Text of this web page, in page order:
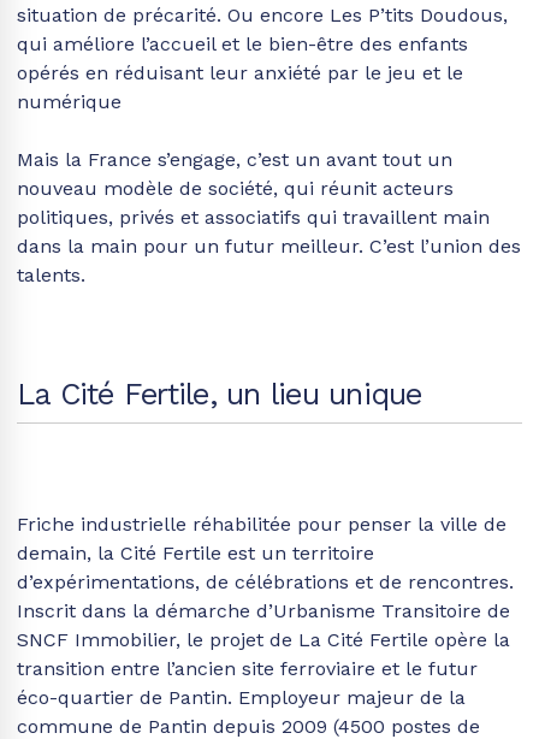
situation de précarité. Ou encore Les P’tits Doudous,
qui améliore l’accueil et le bien-être des enfants
opérés en réduisant leur anxiété par le jeu et le
numérique
Mais la France s’engage, c’est un avant tout un
nouveau modèle de société, qui réunit acteurs
politiques, privés et associatifs qui travaillent main
dans la main pour un futur meilleur. C’est l’union des
talents.
La Cité Fertile, un lieu unique
Friche industrielle réhabilitée pour penser la ville de
demain, la Cité Fertile est un territoire
d’expérimentations, de célébrations et de rencontres.
Inscrit dans la démarche d’Urbanisme Transitoire de
SNCF Immobilier, le projet de La Cité Fertile opère la
transition entre l’ancien site ferroviaire et le futur
éco-quartier de Pantin. Employeur majeur de la
commune de Pantin depuis 2009 (4500 postes de